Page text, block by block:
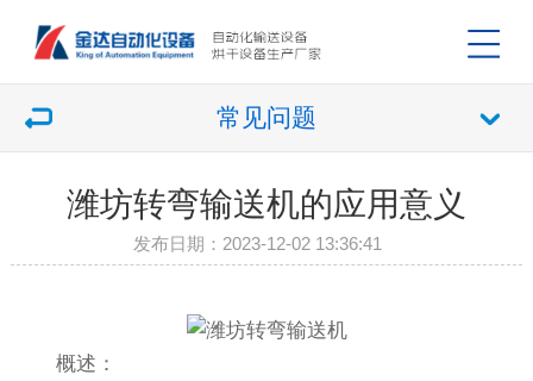
常见问题
潍坊转弯输送机的应用意义
发布日期：2023-12-02 13:36:41
概述：